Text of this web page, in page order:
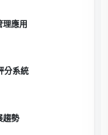
理應用
分系統
趨勢